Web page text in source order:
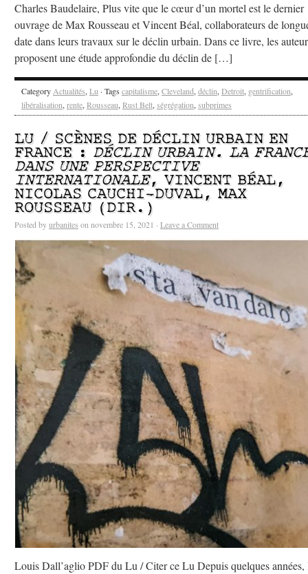
Charles Baudelaire, Plus vite que le cœur d’un mortel est le dernier
ouvrage de Max Rousseau et Vincent Béal, collaborateurs de
date dans leurs travaux sur le déclin urbain. Dans ce livre, les
proposent une étude approfondie du déclin de […]
Category Actualités, Lu · Tags capitalisme, Cleveland, déclin, Detroit, gentrification,
libéralisation, rente, Rousseau, Rust Belt, ségrégation, subprimes
LU / SCÈNES DE DÉCLIN URBAIN EN
FRANCE : DÉCLIN URBAIN. LA
DANS UNE PERSPECTIVE
INTERNATIONALE, VINCENT BÉAL,
NICOLAS CAUCHI-DUVAL, MAX
ROUSSEAU (DIR.)
Posted byurbanites on novembre 15, 2021 · Leave a Comment
Louis Dall’aglio PDF du Lu / Citer ce Lu Depuis quelques années,